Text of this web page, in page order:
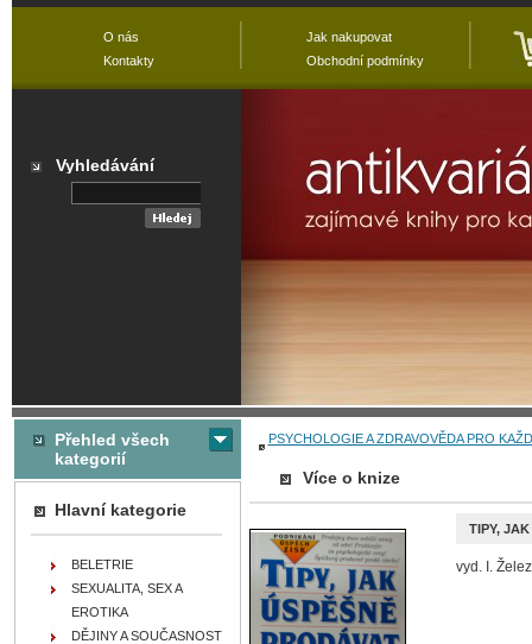
PSYCHOLOGIE A ZDRAVOVĚDA PRO
Více o knize
TIPY, JAK
vyd. I.
Přehled všech
kategorií
Hlavní kategorie
BELETRIE
SEXUALITA, SEX A
EROTIKA
DĚJINY A SOUČASNOST
O nás
Kontakty
Jak nakupovat
Obchodní podmínky
Vyhledávání